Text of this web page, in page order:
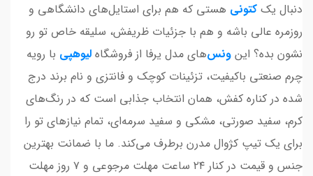
دنبال یک کتونی هستی که هم برای استایل‌های دانشگاهی و
روزمره عالی باشه و هم با جزئیات ظریفش، سلیقه خاص تو رو
نشون بده؟ این ونس‌های مدل یرفا از فروشگاه لیوهپی با رویه
چرم صنعتی باکیفیت، تزئینات کوچک و فانتزی و نام برند درج
شده در کناره کفش، همان انتخاب جذابی است که در رنگ‌های
کرم، سفید صورتی، مشکی و سفید سرمه‌ای، تمام نیازهای تو را
برای یک تیپ کژوال مدرن برطرف می‌کند. ما با ضمانت بهترین
جنس و قیمت در کنار ۲۴ ساعت مهلت مرجوعی و ۷ روز مهلت